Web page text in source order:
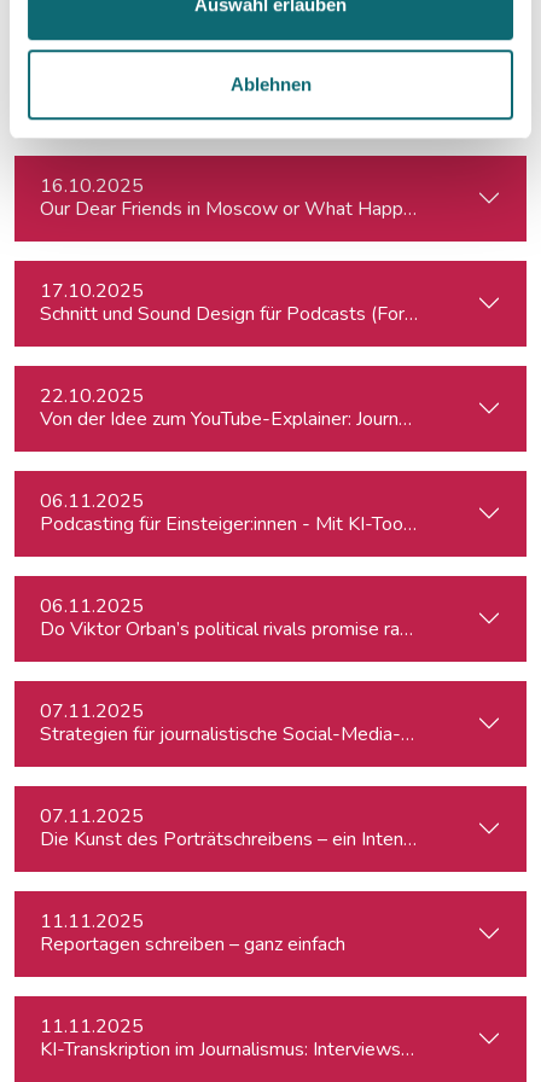
Auswahl erlauben
Ablehnen
16.10.2025
Our Dear Friends in Moscow or What Happened to
17.10.2025
Schnitt und Sound Design für Podcasts (Fortgeschrittene)
22.10.2025
Von der Idee zum YouTube-Explainer: Journalistische
06.11.2025
Podcasting für Einsteiger:innen - Mit KI-Tools zum Erfolg
06.11.2025
Do Viktor Orban’s political rivals promise radical policy
07.11.2025
Strategien für journalistische Social-Media-Recherchen
07.11.2025
Die Kunst des Porträtschreibens – ein Intensiv-Workshop
11.11.2025
Reportagen schreiben – ganz einfach
11.11.2025
KI-Transkription im Journalismus: Interviews &